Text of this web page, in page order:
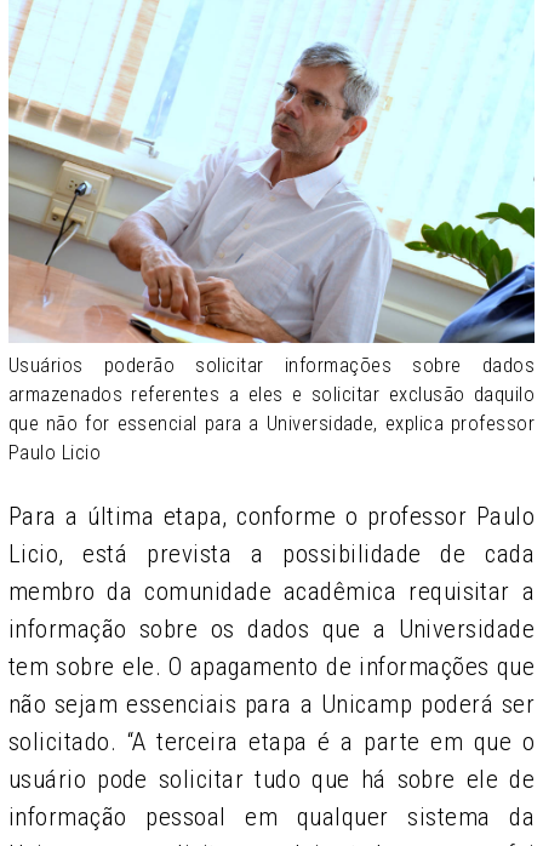
Usuários poderão solicitar informações sobre dados
armazenados referentes a eles e solicitar exclusão daquilo
que não for essencial para a Universidade, explica professor
Paulo Licio
Para a última etapa, conforme o professor Paulo
Licio, está prevista a possibilidade de cada
membro da comunidade acadêmica requisitar a
informação sobre os dados que a Universidade
tem sobre ele. O apagamento de informações que
não sejam essenciais para a Unicamp poderá ser
solicitado. “A terceira etapa é a parte em que o
usuário pode solicitar tudo que há sobre ele de
informação pessoal em qualquer sistema da